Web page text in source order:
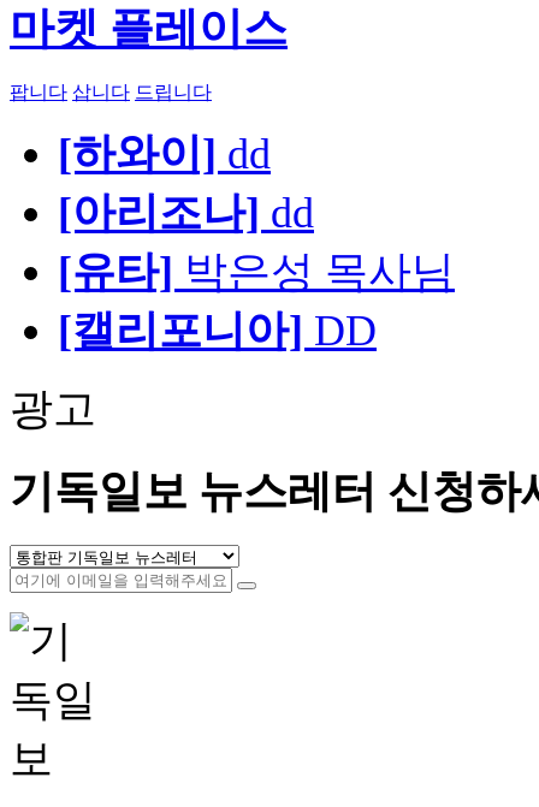
마켓 플레이스
팝니다 삽니다 드립니다
[하와이] dd
[아리조나] dd
[유타] 박은성 목사님
[캘리포니아] DD
광고
기독일보 뉴스레터 신청하